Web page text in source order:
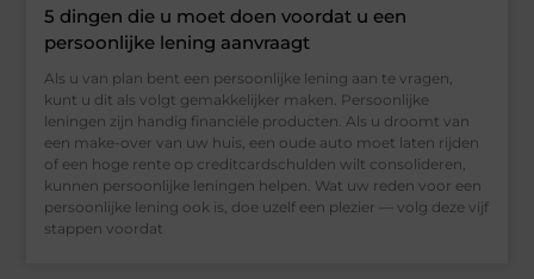
5 dingen die u moet doen voordat u een
persoonlijke lening aanvraagt
Als u van plan bent een persoonlijke lening aan te vragen,
kunt u dit als volgt gemakkelijker maken. Persoonlijke
leningen zijn handig financiële producten. Als u droomt van
een make-over van uw huis, een oude auto moet laten rijden
of een hoge rente op creditcardschulden wilt consolideren,
kunnen persoonlijke leningen helpen. Wat uw reden voor een
persoonlijke lening ook is, doe uzelf een plezier — volg deze vijf
stappen voordat